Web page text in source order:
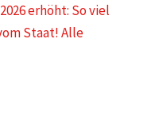
erhöht: So viel
Staat! Alle